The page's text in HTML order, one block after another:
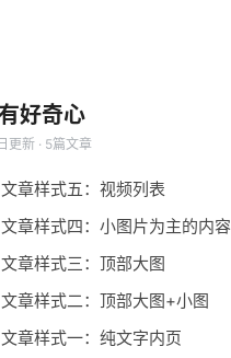
好奇心
更新 · 5篇文章
文章样式五：视频列表
文章样式四：小图片为主的内容
文章样式三：顶部大图
文章样式二：顶部大图+小图
文章样式一：纯文字内页